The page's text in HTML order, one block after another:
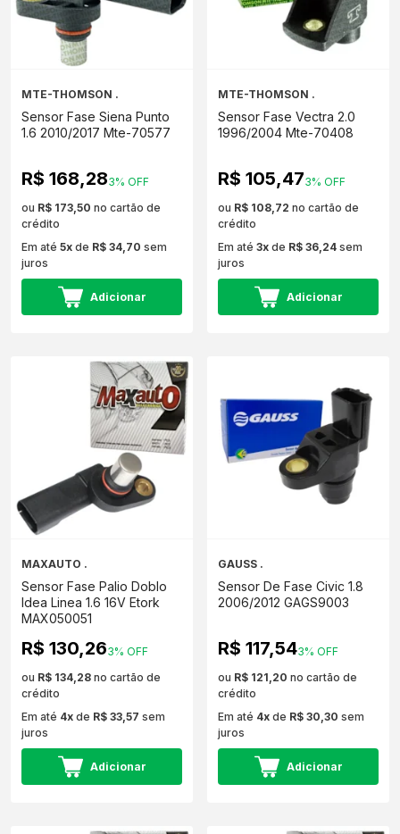
MTE-THOMSON .
Sensor Fase Siena Punto
1.6 2010/2017 Mte-70577
R$ 168,283% OFF
ou R$ 173,50 no cartão de
crédito
Em até 5x de R$ 34,70 sem
juros
Adicionar
MTE-THOMSON .
Sensor Fase Vectra 2.0
1996/2004 Mte-70408
R$ 105,473% OFF
ou R$ 108,72 no cartão de
crédito
Em até 3x de R$ 36,24 sem
juros
Adicionar
MAXAUTO .
Sensor Fase Palio Doblo
Idea Linea 1.6 16V Etork
MAX050051
R$ 130,263% OFF
ou R$ 134,28 no cartão de
crédito
Em até 4x de R$ 33,57 sem
juros
Adicionar
GAUSS .
Sensor De Fase Civic 1.8
2006/2012 GAGS9003
R$ 117,543% OFF
ou R$ 121,20 no cartão de
crédito
Em até 4x de R$ 30,30 sem
juros
Adicionar